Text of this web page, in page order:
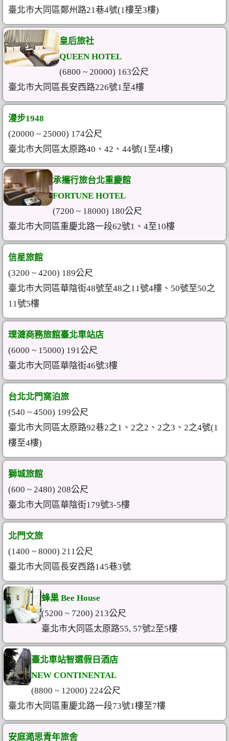
臺北市大同區鄭州路21巷4號(1樓至3樓)
皇后旅社
QUEEN HOTEL
(6800 ~ 20000) 163公尺
臺北市大同區長安西路226號1至4樓
漫步1948
(20000 ~ 25000) 174公尺
臺北市大同區太原路40、42、44號(1至4樓)
承攜行旅台北重慶館
FORTUNE HOTEL
(7200 ~ 18000) 180公尺
臺北市大同區重慶北路一段62號1、4至10樓
信星旅館
(3200 ~ 4200) 189公尺
臺北市大同區華陰街48號至48之11號4樓、50號至50之
11號5樓
璞漣商務旅館臺北車站店
(6000 ~ 15000) 191公尺
臺北市大同區華陰街46號3樓
台北北門窩泊旅
(540 ~ 4500) 199公尺
臺北市大同區太原路92巷2之1、2之2、2之3、2之4號(1
樓至4樓)
獅城旅館
(600 ~ 2480) 208公尺
臺北市大同區華陰街179號3-5樓
北門文旅
(1400 ~ 8000) 211公尺
臺北市大同區長安西路145巷3號
蜂巢 Bee House
(5200 ~ 7200) 213公尺
臺北市大同區太原路55, 57號2至5樓
臺北車站智選假日酒店
NEW CONTINENTAL
(8800 ~ 12000) 224公尺
臺北市大同區重慶北路一段73號1樓至7樓
安庭澔思青年旅舍